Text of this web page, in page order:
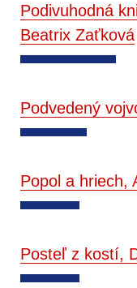
Podivuhodná
Beatrix Zaťková
Podvedený
Popol a hriech,
Posteľ z kostí,